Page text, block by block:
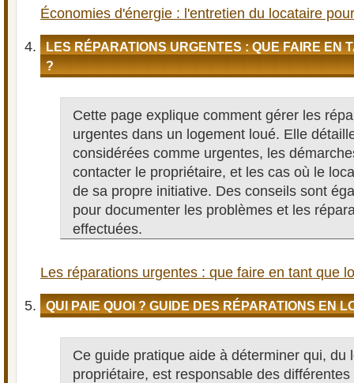
Économies d'énergie : l'entretien du locataire
LES RÉPARATIONS URGENTES : QUE FAIRE EN
?
Cette page explique comment gérer les
urgentes dans un logement loué. Elle
considérées comme urgentes, les
contacter le propriétaire, et les cas où le
de sa propre initiative. Des conseils sont
pour documenter les problèmes et les
effectuées.
Les réparations urgentes : que faire en tant que
QUI PAIE QUOI ? GUIDE DES RÉPARATIONS EN
Ce guide pratique aide à déterminer qui, du
propriétaire, est responsable des